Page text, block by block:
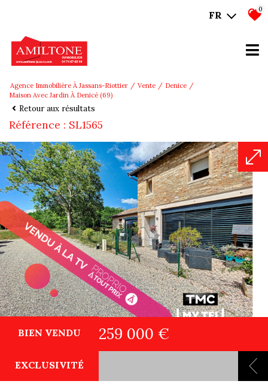
FR
0
Agence Immobilière À Jassans-Riottier Vente
Denice
Maison Avec Jardin À Denicé (69)
Retour aux résultats
Référence : SL1565
BIEN VENDU
EXCLUSIVITÉ
259 000 €